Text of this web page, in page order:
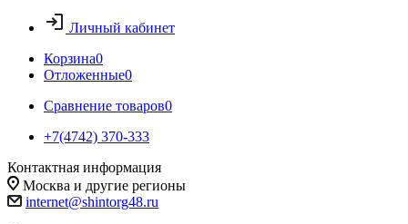
Личный кабинет
Корзина0
Отложенные0
Сравнение товаров0
+7(4742) 370-333
Контактная информация
Москва и другие регионы
internet@shintorg48.ru